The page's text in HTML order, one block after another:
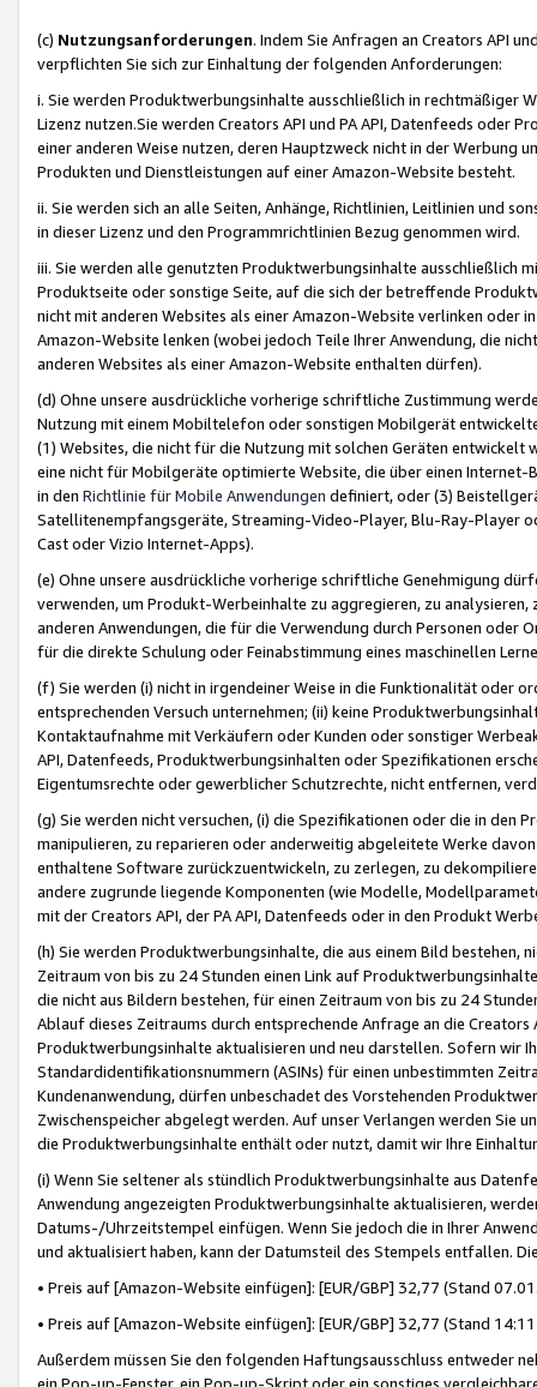
(c) Nutzungsanforderungen. Indem Sie Anfragen an Creators API
verpflichten Sie sich zur Einhaltung der folgenden Anforderungen:
i. Sie werden Produktwerbungsinhalte ausschließlich in rechtmäßiger
Lizenz nutzen.Sie werden Creators API und PA API, Datenfeeds oder
einer anderen Weise nutzen, deren Hauptzweck nicht in der Werbung
Produkten und Dienstleistungen auf einer Amazon-Website besteht.
ii. Sie werden sich an alle Seiten, Anhänge, Richtlinien, Leitlinien und
in dieser Lizenz und den Programmrichtlinien Bezug genommen wird.
iii. Sie werden alle genutzten Produktwerbungsinhalte ausschließlich
Produktseite oder sonstige Seite, auf die sich der betreffende
nicht mit anderen Websites als einer Amazon-Website verlinken oder
Amazon-Website lenken (wobei jedoch Teile Ihrer Anwendung, die
anderen Websites als einer Amazon-Website enthalten dürfen).
(d) Ohne unsere ausdrückliche vorherige schriftliche Zustimmung
Nutzung mit einem Mobiltelefon oder sonstigen Mobilgerät
(1) Websites, die nicht für die Nutzung mit solchen Geräten
eine nicht für Mobilgeräte optimierte Website, die über einen
in den Richtlinie für Mobile Anwendungen definiert, oder (3)
Satellitenempfangsgeräte, Streaming-Video-Player, Blu-Ray-Player
Cast oder Vizio Internet-Apps).
(e) Ohne unsere ausdrückliche vorherige schriftliche Genehmigung
verwenden, um Produkt-Werbeinhalte zu aggregieren, zu
anderen Anwendungen, die für die Verwendung durch Personen
für die direkte Schulung oder Feinabstimmung eines maschinellen
(f) Sie werden (i) nicht in irgendeiner Weise in die Funktionalität oder
entsprechenden Versuch unternehmen; (ii) keine
Kontaktaufnahme mit Verkäufern oder Kunden oder sonstiger
API, Datenfeeds, Produktwerbungsinhalten oder Spezifikationen
Eigentumsrechte oder gewerblicher Schutzrechte, nicht entfernen,
(g) Sie werden nicht versuchen, (i) die Spezifikationen oder die in
manipulieren, zu reparieren oder anderweitig abgeleitete Werke
enthaltene Software zurückzuentwickeln, zu zerlegen, zu
andere zugrunde liegende Komponenten (wie Modelle,
mit der Creators API, der PA API, Datenfeeds oder in den Produkt
(h) Sie werden Produktwerbungsinhalte, die aus einem Bild bestehen,
Zeitraum von bis zu 24 Stunden einen Link auf
die nicht aus Bildern bestehen, für einen Zeitraum von bis zu 24
Ablauf dieses Zeitraums durch entsprechende Anfrage an die
Produktwerbungsinhalte aktualisieren und neu darstellen. Sofern wir
Standardidentifikationsnummern (ASINs) für einen unbestimmten
Kundenanwendung, dürfen unbeschadet des Vorstehenden
Zwischenspeicher abgelegt werden. Auf unser Verlangen werden Sie
die Produktwerbungsinhalte enthält oder nutzt, damit wir Ihre
(i) Wenn Sie seltener als stündlich Produktwerbungsinhalte aus
Anwendung angezeigten Produktwerbungsinhalte aktualisieren,
Datums-/Uhrzeitstempel einfügen. Wenn Sie jedoch die in Ihrer
und aktualisiert haben, kann der Datumsteil des Stempels entfallen.
• Preis auf [Amazon-Website einfügen]: [EUR/GBP] 32,77 (Stand
• Preis auf [Amazon-Website einfügen]: [EUR/GBP] 32,77 (Stand
Außerdem müssen Sie den folgenden Haftungsausschluss entweder
ein Pop-up-Fenster, ein Pop-up-Skript oder ein sonstiges